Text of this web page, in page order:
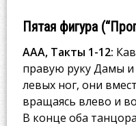
Пятая фигура
AAA, Такты 1-12:
правую руку Дамы и
левых ног, они
вращаясь влево и
В конце оба